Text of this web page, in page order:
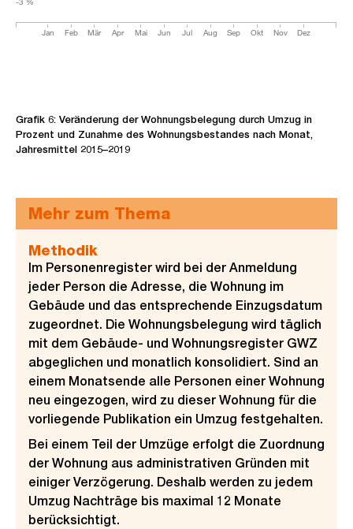
Jan Feb Mär Apr Mai Jun Jul Aug Sep Okt Nov Dez
Grafik 6: Veränderung der Wohnungsbelegung durch Umzug in
Prozent und Zunahme des Wohnungsbestandes nach Monat,
Jahresmittel 2015–2019
Mehr zum Thema
Methodik
Im Personenregister wird bei der Anmeldung
jeder Person die Adresse, die Wohnung im
Gebäude und das entsprechende Einzugsdatum
zugeordnet. Die Wohnungsbelegung wird täglich
mit dem Gebäude- und Wohnungsregister GWZ
abgeglichen und monatlich konsolidiert. Sind an
einem Monatsende alle Personen einer Wohnung
neu eingezogen, wird zu dieser Wohnung für die
vorliegende Publikation ein Umzug festgehalten.
Bei einem Teil der Umzüge erfolgt die Zuordnung
der Wohnung aus administrativen Gründen mit
einiger Verzögerung. Deshalb werden zu jedem
Umzug Nachträge bis maximal 12 Monate
berücksichtigt.